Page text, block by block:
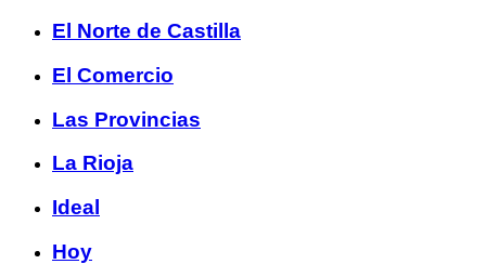
El Norte de Castilla
El Comercio
Las Provincias
La Rioja
Ideal
Hoy